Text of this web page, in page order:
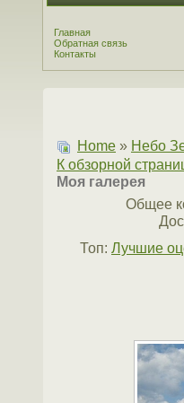
Главная
Обратная связь
Контакты
Home » Небо
К обзорной
Моя галерея
Общее
Топ: Лучшие